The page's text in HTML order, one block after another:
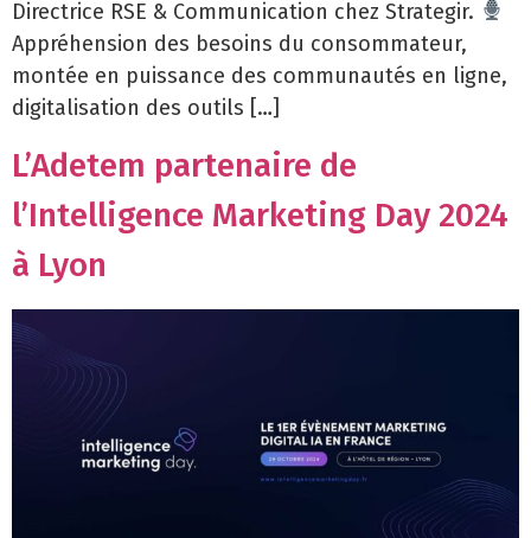
Directrice RSE & Communication chez Strategir.
Appréhension des besoins du consommateur,
montée en puissance des communautés en ligne,
digitalisation des outils […]
L’Adetem partenaire de
l’Intelligence Marketing Day 2024
à Lyon